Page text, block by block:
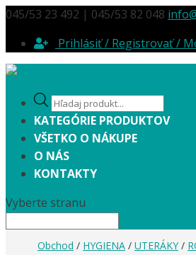
045/53 23 492 | 045/53 82 048
Prihlásiť / Registrovať /
Products
search
KATEGÓRIE PRODUKTOV
VŠETKO O NÁKUPE
O NÁS
KONTAKTY
Vyberte stranu
Obchod / HYGIENA / UTERÁKY/